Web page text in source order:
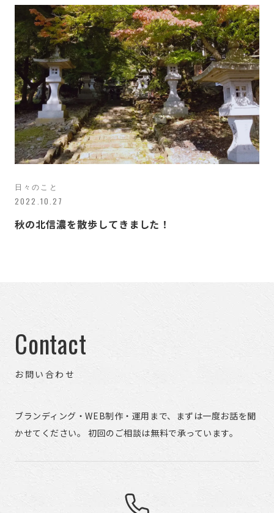
日々のこと
2022.10.27
秋の北信濃を散歩してきました！
Contact
お問い合わせ
ブランディング・WEB制作・運用まで、まずは一度お話を聞
かせてください。 初回のご相談は無料で承っています。